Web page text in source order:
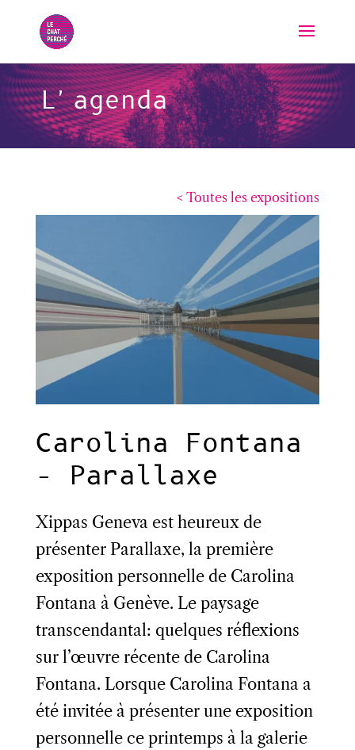
L'agenda
< Toutes les expositions
Carolina Fontana
– Parallaxe
Xippas Geneva est heureux de
présenter Parallaxe, la première
exposition personnelle de Carolina
Fontana à Genève. Le paysage
transcendantal: quelques réflexions
sur l’œuvre récente de Carolina
Fontana. Lorsque Carolina Fontana a
été invitée à présenter une exposition
personnelle ce printemps à la galerie